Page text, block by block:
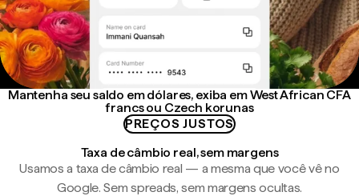
Mantenha seu saldo em dólares, exiba em West African CFA
francs ou Czech korunas
PREÇOS JUSTOS
Taxa de câmbio real, sem margens
Usamos a taxa de câmbio real — a mesma que você vê no
Google. Sem spreads, sem margens ocultas.